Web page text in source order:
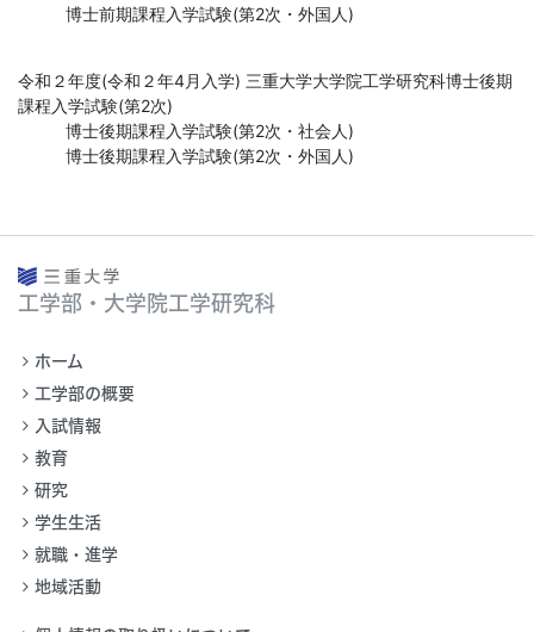
博士前期課程入学試験(第2次・外国人)
令和２年度(令和２年4月入学) 三重大学大学院工学研究科博士後期
課程入学試験(第2次)
博士後期課程入学試験(第2次・社会人)
博士後期課程入学試験(第2次・外国人)
工学部・大学院工学研究科
ホーム
工学部の概要
入試情報
教育
研究
学生生活
就職・進学
地域活動